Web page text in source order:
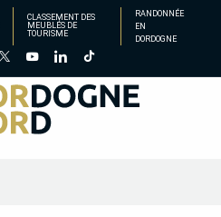
CLASSEMENT DES
MEUBLÉS DE
TOURISME
RANDONNÉE
EN
DORDOGNE